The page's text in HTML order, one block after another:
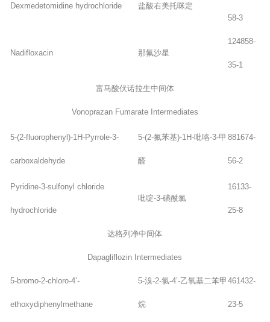
Dexmedetomidine hydrochloride 盐酸右美托咪定
58-3
Nadifloxacin 那氟沙星
124858-
35-1
富马酸伏诺拉生中间体
Vonoprazan Fumarate Intermediates
5-(2-fluorophenyl)-1H-Pyrrole-3-
carboxaldehyde
5-(2-氟苯基)-1H-吡咯-3-甲
醛
881674-
56-2
Pyridine-3-sulfonyl chloride
hydrochloride
吡啶-3-磺酰氯
16133-
25-8
达格列净中间体
Dapagliflozin Intermediates
5-bromo-2-chloro-4’-
ethoxydiphenylmethane
5-溴-2-氯-4’-乙氧基二苯甲
烷
461432-
23-5